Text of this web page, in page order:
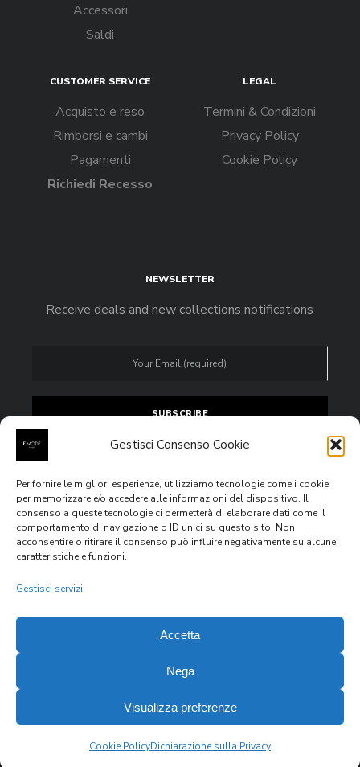
Gestisci Consenso Cookie
Per fornire le migliori esperienze, utilizziamo tecnologie come i cookie
per memorizzare e/o accedere alle informazioni del dispositivo. Il
consenso a queste tecnologie ci permetterà di elaborare dati come il
comportamento di navigazione o ID unici su questo sito. Non
acconsentire o ritirare il consenso può influire negativamente su alcune
caratteristiche e funzioni.
Gestisci servizi
Accetta
Nega
Visualizza preferenze
Cookie PolicyDichiarazione sulla Privacy
Accessori
Saldi
CUSTOMER SERVICE
Acquisto e reso
Rimborsi e cambi
Pagamenti
Richiedi Recesso
LEGAL
Termini & Condizioni
Privacy Policy
Cookie Policy
NEWSLETTER
Receive deals and new collections notifications
Acceptprivacy policy
All rights reserved © 2020
Giulia n.4, 63074, San Benedetto del Tronto (AP) – P.IVA
Gestisci consenso
Recedere dal contratto qui